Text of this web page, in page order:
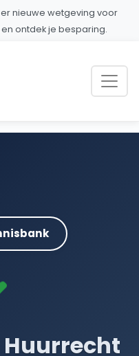
er nieuwe wetgeving voor
ontdek je besparing.